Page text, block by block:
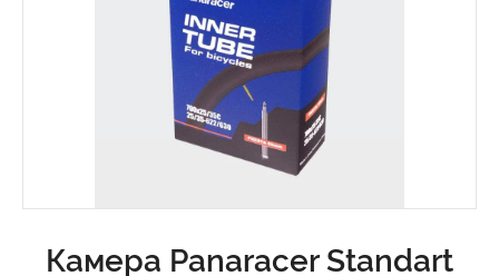
Камера Panaracer Standart